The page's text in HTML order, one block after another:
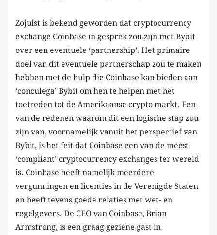
Zojuist is bekend geworden dat cryptocurrency
exchange Coinbase in gesprek zou zijn met Bybit
over een eventuele ‘partnership’. Het primaire
doel van dit eventuele partnerschap zou te maken
hebben met de hulp die Coinbase kan bieden aan
‘conculega’ Bybit om hen te helpen met het
toetreden tot de Amerikaanse crypto markt. Een
van de redenen waarom dit een logische stap zou
zijn van, voornamelijk vanuit het perspectief van
Bybit, is het feit dat Coinbase een van de meest
‘compliant’ cryptocurrency exchanges ter wereld
is. Coinbase heeft namelijk meerdere
vergunningen en licenties in de Verenigde Staten
en heeft tevens goede relaties met wet- en
regelgevers. De CEO van Coinbase, Brian
Armstrong, is een graag geziene gast in